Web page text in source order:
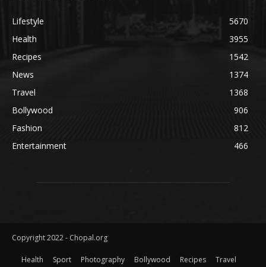
Lifestyle
5670
Health
3955
Recipes
1542
News
1374
Travel
1368
Bollywood
906
Fashion
812
Entertainment
466
Copyright 2022 - Chopal.org
Health Sport Photography Bollywood Recipes
Travel